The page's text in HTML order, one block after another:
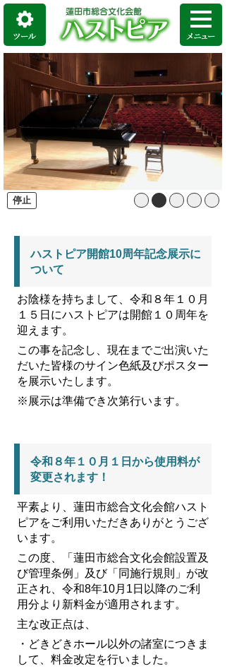
停止
ハストピア開館10周年記念展示に
ついて
お陰様を持ちまして、令和８年１０月
１５日にハストピアは開館１０周年を
迎えます。
この事を記念し、現在までご出演いた
だいた皆様のサイン色紙及びポスター
を展示いたします。
※展示は準備でき次第行います。
令和８年１０月１日から使用料が
変更されます！
平素より、蓮田市総合文化会館ハスト
ピアをご利用いただきありがとうござ
います。
この度、「蓮田市総合文化会館設置及
び管理条例」及び「同施行規則」が改
正され、令和8年10月1日以降のご利
用分より新料金が適用されます。
主な改正点は、
・どきどきホール以外の諸室につきま
して、料金改定を行いました。